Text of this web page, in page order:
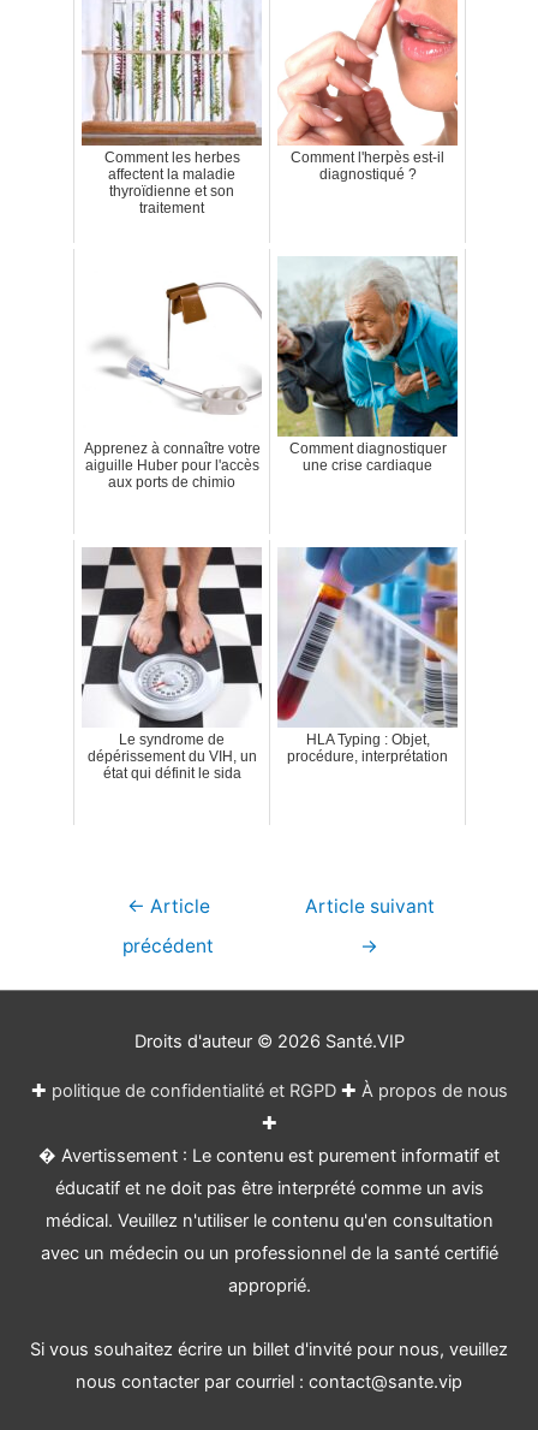
Comment les herbes
affectent la maladie
thyroïdienne et son
traitement
Comment l'herpès est-il
diagnostiqué ?
Apprenez à connaître votre
aiguille Huber pour l'accès
aux ports de chimio
Comment diagnostiquer
une crise cardiaque
Le syndrome de
dépérissement du VIH, un
état qui définit le sida
HLA Typing : Objet,
procédure, interprétation
Navigation
← Article
précédent
Article suivant
→
Droits d'auteur © 2026 Santé.VIP
✚ politique de confidentialité et RGPD✚ À propos de nous
✚
� Avertissement : Le contenu est purement informatif et
éducatif et ne doit pas être interprété comme un avis
médical. Veuillez n'utiliser le contenu qu'en consultation
avec un médecin ou un professionnel de la santé certifié
approprié.
Si vous souhaitez écrire un billet d'invité pour nous, veuillez
nous contacter par courriel : contact@sante.vip